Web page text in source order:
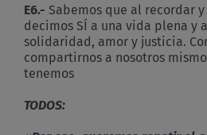
E6.- Sabemos que al recordar
decimos SÍ a una vida plena y
solidaridad, amor y justicia.
compartirnos a nosotros
tenemos
TODOS: